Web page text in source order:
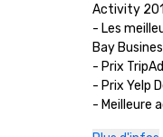
Activity
- Les
Bay
- Prix
- Prix Yelp
- Meilleure